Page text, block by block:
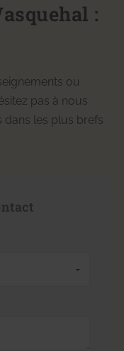
:
ou
pas à nous
les plus brefs